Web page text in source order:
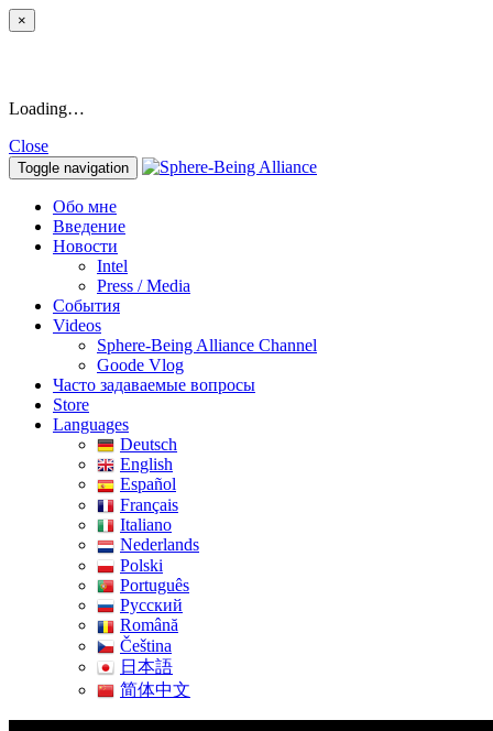
×
Loading…
Close
Toggle navigation
Обо мне
Введение
Новости
Intel
Press / Media
События
Videos
Sphere-Being Alliance Channel
Goode Vlog
Часто задаваемые вопросы
Store
Languages
Deutsch
English
Español
Français
Italiano
Nederlands
Polski
Português
Pусский
Română
Čeština
日本語
简体中文